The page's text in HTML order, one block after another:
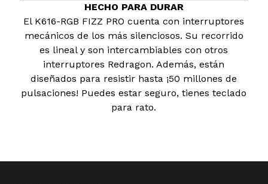
HECHO PARA DURAR
El K616-RGB FIZZ PRO cuenta con interruptores
mecánicos de los más silenciosos. Su recorrido
es lineal y son intercambiables con otros
interruptores Redragon. Además, están
diseñados para resistir hasta ¡50 millones de
pulsaciones! Puedes estar seguro, tienes teclado
para rato.